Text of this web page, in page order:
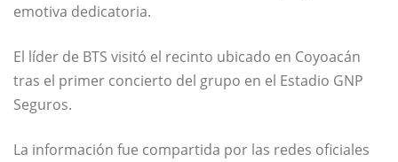
emotiva dedicatoria.
El líder de BTS visitó el recinto ubicado en Coyoacán
tras el primer concierto del grupo en el Estadio GNP
Seguros.
La información fue compartida por las redes oficiales